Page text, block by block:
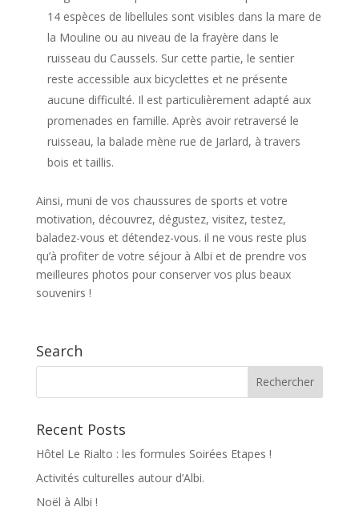
14 espèces de libellules sont visibles dans la mare de
la Mouline ou au niveau de la frayère dans le
ruisseau du Caussels. Sur cette partie, le sentier
reste accessible aux bicyclettes et ne présente
aucune difficulté. Il est particulièrement adapté aux
promenades en famille. Après avoir retraversé le
ruisseau, la balade mène rue de Jarlard, à travers
bois et taillis.
Ainsi, muni de vos chaussures de sports et votre
motivation, découvrez, dégustez, visitez, testez,
baladez-vous et détendez-vous. il ne vous reste plus
qu’à profiter de votre séjour à Albi et de prendre vos
meilleures photos pour conserver vos plus beaux
souvenirs !
Search
Recent Posts
Hôtel Le Rialto : les formules Soirées Etapes !
Activités culturelles autour d’Albi.
Noël à Albi !